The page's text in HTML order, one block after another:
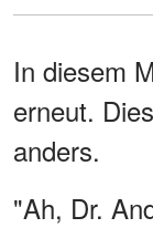
In diesem
erneut.
anders.
"Ah, Dr.